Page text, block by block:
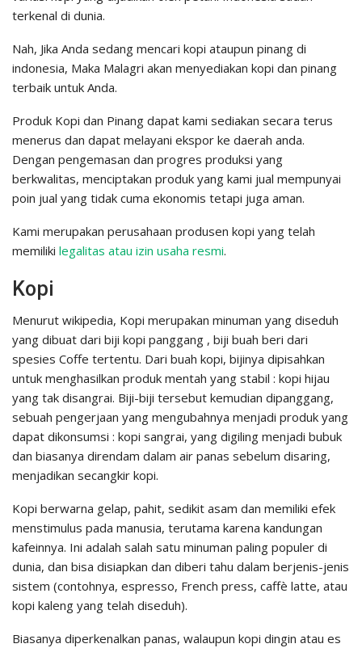
terkenal di dunia.
Nah, Jika Anda sedang mencari kopi ataupun pinang di
indonesia, Maka Malagri akan menyediakan kopi dan pinang
terbaik untuk Anda.
Produk Kopi dan Pinang dapat kami sediakan secara terus
menerus dan dapat melayani ekspor ke daerah anda.
Dengan pengemasan dan progres produksi yang
berkwalitas, menciptakan produk yang kami jual mempunyai
poin jual yang tidak cuma ekonomis tetapi juga aman.
Kami merupakan perusahaan produsen kopi yang telah
memiliki legalitas atau izin usaha resmi.
Kopi
Menurut wikipedia, Kopi merupakan minuman yang diseduh
yang dibuat dari biji kopi panggang , biji buah beri dari
spesies Coffe tertentu. Dari buah kopi, bijinya dipisahkan
untuk menghasilkan produk mentah yang stabil : kopi hijau
yang tak disangrai. Biji-biji tersebut kemudian dipanggang,
sebuah pengerjaan yang mengubahnya menjadi produk yang
dapat dikonsumsi : kopi sangrai, yang digiling menjadi bubuk
dan biasanya direndam dalam air panas sebelum disaring,
menjadikan secangkir kopi.
Kopi berwarna gelap, pahit, sedikit asam dan memiliki efek
menstimulus pada manusia, terutama karena kandungan
kafeinnya. Ini adalah salah satu minuman paling populer di
dunia, dan bisa disiapkan dan diberi tahu dalam berjenis-jenis
sistem (contohnya, espresso, French press, caffè latte, atau
kopi kaleng yang telah diseduh).
Biasanya diperkenalkan panas, walaupun kopi dingin atau es